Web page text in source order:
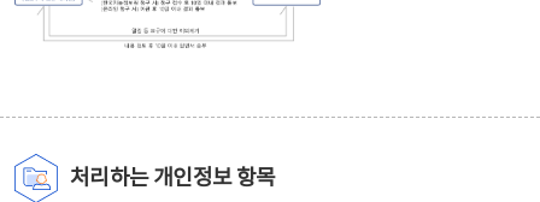
처리하는 개인정보 항목